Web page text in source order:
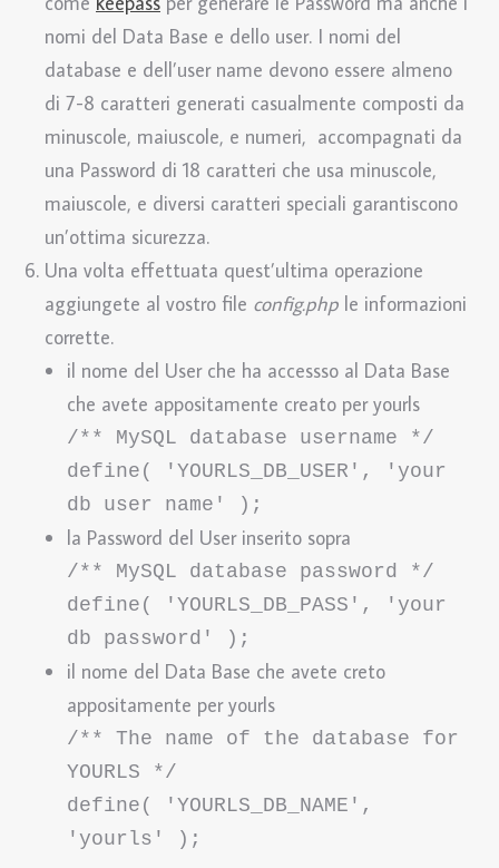
nomi del Data Base e dello user. I nomi del
database e dell’user name devono essere almeno
di 7-8 caratteri generati casualmente composti da
minuscole, maiuscole, e numeri, accompagnati da
una Password di 18 caratteri che usa minuscole,
maiuscole, e diversi caratteri speciali garantiscono
un’ottima sicurezza.
Una volta effettuata quest’ultima operazione
aggiungete al vostro file config.php le informazioni
corrette.
il nome del User che ha accessso al Data Base
che avete appositamente creato per yourls
/** MySQL database username */
define( 'YOURLS_DB_USER', 'your
la Password del User inserito sopra
/** MySQL database password */
define( 'YOURLS_DB_PASS', 'your
db password' );
il nome del Data Base che avete creto
appositamente per yourls
/** The name of the database for
YOURLS */
define( 'YOURLS_DB_NAME',
'yourls' );